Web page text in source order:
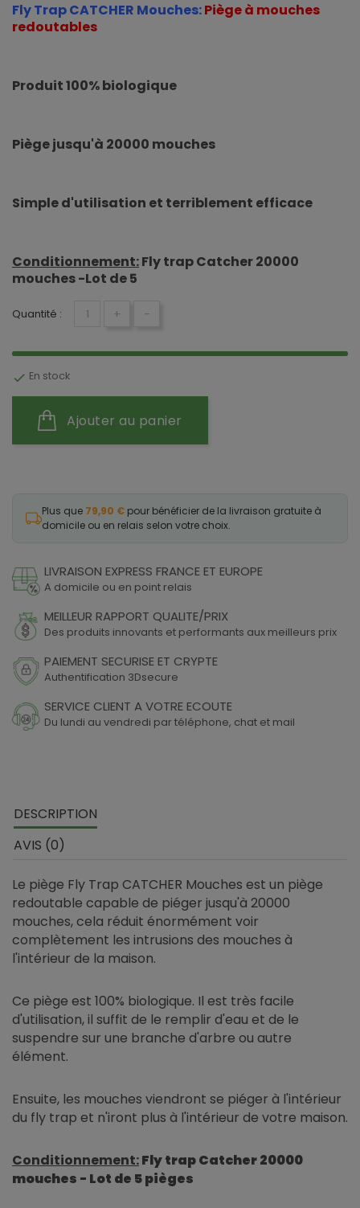
Fly Trap CATCHER Mouches:Piège à mouches
redoutables
Produit 100% biologique
Piège jusqu'à 20000 mouches
Simple d'utilisation et terriblement efficace
Conditionnement:Fly trap Catcher 20000
mouches -Lot de 5
Quantité : + -
 En stock
Ajouter au panier
Plus que 79,90 € pour bénéficier de la livraison gratuite à
domicile ou en relais selon votre choix.
LIVRAISON EXPRESS FRANCE ET EUROPE
A domicile ou en point relais
MEILLEUR RAPPORT QUALITE/PRIX
Des produits innovants et performants aux meilleurs prix
PAIEMENT SECURISE ET CRYPTE
Authentification 3Dsecure
SERVICE CLIENT A VOTRE ECOUTE
Du lundi au vendredi par téléphone, chat et mail
DESCRIPTION
AVIS (0)
Le piège Fly Trap CATCHER Mouches est un piège
redoutable capable de piéger jusqu'à 20000
mouches, cela réduit énormément voir
complètement les intrusions des mouches à
l'intérieur de la maison.
Ce piège est 100% biologique. Il est très facile
d'utilisation, il suffit de le remplir d'eau et de le
suspendre sur une branche d'arbre ou autre
élément.
Ensuite, les mouches viendront se piéger à l'intérieur
du fly trap et n'iront plus à l'intérieur de votre maison.
Conditionnement:Fly trap Catcher 20000
mouches - Lot de 5 pièges